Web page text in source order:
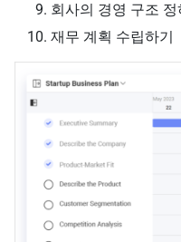
회사의 경영 구조 정
재무 계획 수립하기